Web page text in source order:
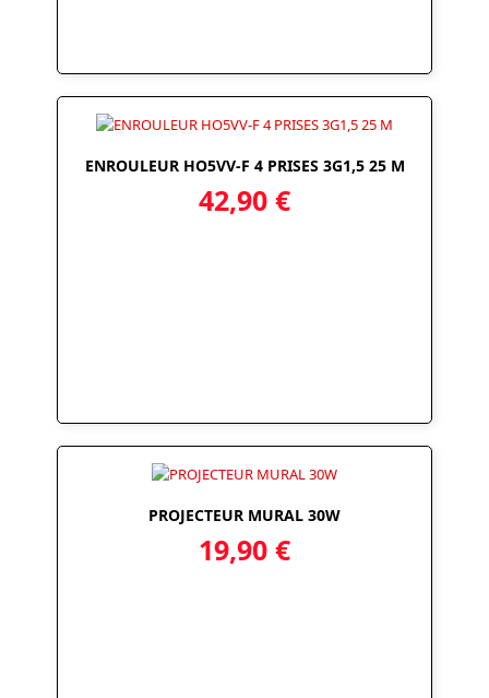
ENROULEUR HO5VV-F 4 PRISES 3G1,5 25 M
42,90 €
PROJECTEUR MURAL 30W
19,90 €